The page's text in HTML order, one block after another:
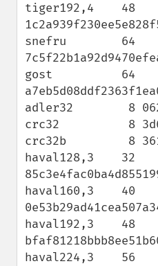
tiger192,4    48
snefru        64
gost          64
adler32        8
crc32          8
crc32b         8
haval128,3    32
haval160,3    40
haval192,3    48
haval224,3    56